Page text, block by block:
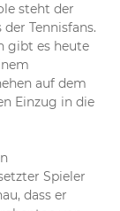
steht der
Tennisfans.
gibt es heute
auf dem
Einzug in die
Spieler
dass er